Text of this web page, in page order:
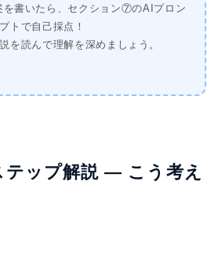
を書いたら、セクション⑦のAIプロン
プトで自己採点！
を読んで理解を深めましょう。
テップ解説 — こう考え